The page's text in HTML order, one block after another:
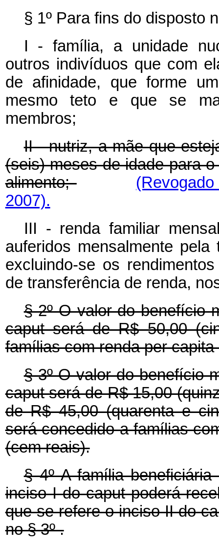
§ 1º Para fins do disposto
I - família, a unidade
outros indivíduos que com
de afinidade, que forme
mesmo teto e que se
membros;
II - nutriz, a mãe que
(seis) meses de idade para
alimento;
2007).
III - renda familiar
auferidos mensalmente
excluindo-se os
de transferência de renda,
§ 2º O valor do benefício
caput será de R$ 50,00
famílias com renda per
§ 3º O valor do benefício
caput será de R$ 15,00
de R$ 45,00 (quarenta e
será concedido a famílias
(cem reais).
§ 4º A família
inciso I do caput poderá
que se refere o inciso II do
no § 3º .